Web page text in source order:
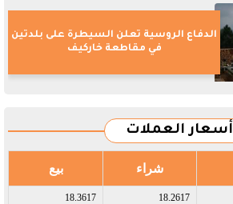
الدفاع الروسية تعلن السيطرة على بلدتين
في مقاطعة خاركيف
أسعار العملات
شراء بيع
18.2617
18.3617